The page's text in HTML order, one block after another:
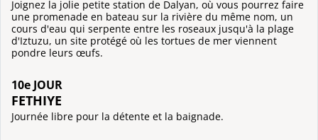
Joignez la jolie petite station de Dalyan, où vous pourrez faire
une promenade en bateau sur la rivière du même nom, un
cours d'eau qui serpente entre les roseaux jusqu'à la plage
d'Iztuzu, un site protégé où les tortues de mer viennent
pondre leurs œufs.
10e JOUR
FETHIYE
Journée libre pour la détente et la baignade.